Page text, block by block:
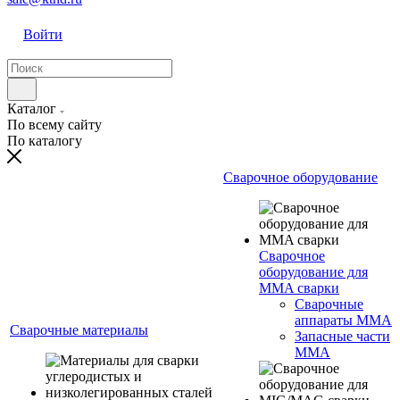
Войти
Каталог
По всему сайту
По каталогу
Сварочные материалы
Сварочное оборудование
Сварочное
оборудование для
MMA сварки
Сварочные
аппараты MMA
Запасные части
MMA